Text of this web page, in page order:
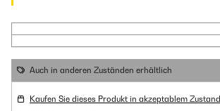
Auch in anderen Zuständen erhältlich
Kaufen Sie dieses Produkt in akzeptablem Zustand